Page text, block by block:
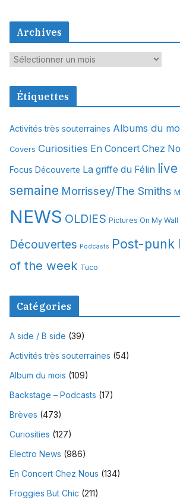
Archives
A
c
v
e
Étiquettes
Activités très souterraines Albums du
Covers Curiosities En Concert Chez
Focus Découverte La griffe du Félin
semaine Morrissey/The Smiths
NEWS OLDIES Pictures On My Wall
Découvertes Podcasts Post-punk
of the week Tuco
Catégories
A side / B side (39)
Activités très souterraines (54)
Album du mois (109)
Backstage – Podcasts (17)
Brèves (473)
Curiosities (127)
Electro News (986)
En Concert Chez Nous (134)
Froggies But Chic (211)